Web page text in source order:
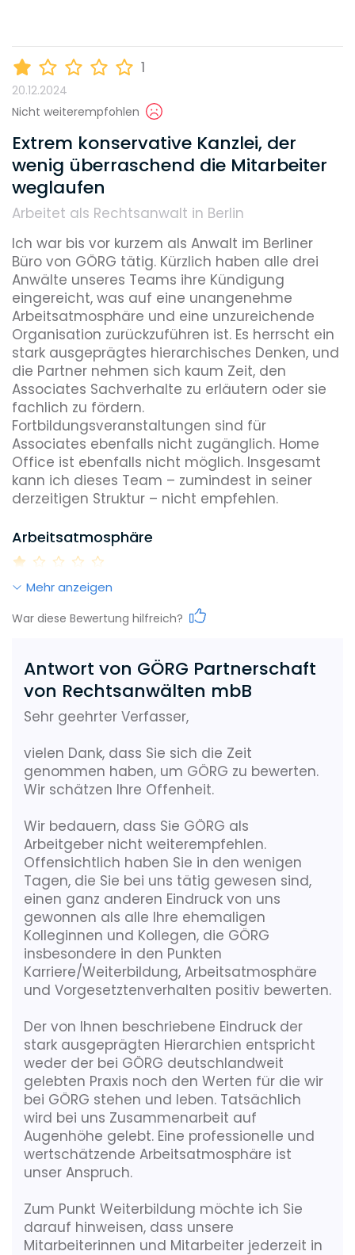
Gehalt
Weiterbildungsmöglichkeiten
Reputation
Diversity
Umweltbewusstsein
Benefits, die dieser Arbeitgeber bietet
Coaching Flexible Arbeitszeiten Jobticket
Networking-Events
1
20.12.2024
Nicht weiterempfohlen
Extrem konservative Kanzlei, der
wenig überraschend die Mitarbeiter
weglaufen
Arbeitet als Rechtsanwalt in Berlin
Ich war bis vor kurzem als Anwalt im Berliner
Büro von GÖRG tätig. Kürzlich haben alle drei
Anwälte unseres Teams ihre Kündigung
eingereicht, was auf eine unangenehme
Arbeitsatmosphäre und eine unzureichende
Organisation zurückzuführen ist. Es herrscht ein
stark ausgeprägtes hierarchisches Denken, und
die Partner nehmen sich kaum Zeit, den
Associates Sachverhalte zu erläutern oder sie
fachlich zu fördern.
Fortbildungsveranstaltungen sind für
Associates ebenfalls nicht zugänglich. Home
Office ist ebenfalls nicht möglich. Insgesamt
kann ich dieses Team – zumindest in seiner
derzeitigen Struktur – nicht empfehlen.
Arbeitsatmosphäre
Karrieremöglichkeiten
Reputation
Diversity
Umweltbewusstsein
Benefits, die dieser Arbeitgeber bietet
Jobticket
Mehr anzeigen
War diese Bewertung hilfreich?
Antwort von GÖRG Partnerschaft
von Rechtsanwälten mbB
Sehr geehrter Verfasser,
vielen Dank, dass Sie sich die Zeit
genommen haben, um GÖRG zu bewerten.
Wir schätzen Ihre Offenheit.
Wir bedauern, dass Sie GÖRG als
Arbeitgeber nicht weiterempfehlen.
Offensichtlich haben Sie in den wenigen
Tagen, die Sie bei uns tätig gewesen sind,
einen ganz anderen Eindruck von uns
gewonnen als alle Ihre ehemaligen
Kolleginnen und Kollegen, die GÖRG
insbesondere in den Punkten
Karriere/Weiterbildung, Arbeitsatmosphäre
und Vorgesetztenverhalten positiv bewerten.
Der von Ihnen beschriebene Eindruck der
stark ausgeprägten Hierarchien entspricht
weder der bei GÖRG deutschlandweit
gelebten Praxis noch den Werten für die wir
bei GÖRG stehen und leben. Tatsächlich
wird bei uns Zusammenarbeit auf
Augenhöhe gelebt. Eine professionelle und
wertschätzende Arbeitsatmosphäre ist
unser Anspruch.
Zum Punkt Weiterbildung möchte ich Sie
darauf hinweisen, dass unsere
Mitarbeiterinnen und Mitarbeiter jederzeit in